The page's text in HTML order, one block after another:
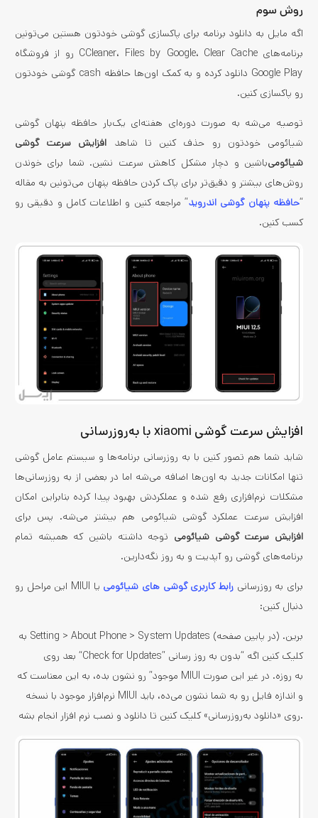
روش سوم
اگه مایل به دانلود برنامه برای پاکسازی گوشی خودتون هستین می‌­تونین
برنامه‌های CCleaner، Files by Google، Clear Cache رو از فروشگاه
Google Play دانلود کرده و به کمک اون‌ها حافظه cash گوشی خودتون
رو پاکسازی کنین.
توصیه می‌شه به صورت دوره‌­ای هفته‌­ای یک‌بار حافظه پنهان گوشی
شیائومی خودتون رو حذف کنین تا شاهد افزایش سرعت گوشی
شیائومی‌باشین و دچار مشکل کاهش سرعت نشین. شما برای خوندن
روش‌های بیشتر و دقیق‌تر برای پاک کردن حافظه پنهان می‌تونین به مقاله
“حافظه‌ پنهان گوشی اندروید” مراجعه کنین و اطلاعات کامل و دقیقی رو
کسب کنین.
افزایش سرعت گوشی xiaomi با به‌روزرسانی
شاید شما هم تصور کنین با به روزرسانی برنامه­‌ها و سیستم عامل گوشی
تنها امکانات جدید به اون‌ها اضافه می‌­شه اما در بعضی از به روزرسانی‌­ها
مشکلات نرم‌­افزاری رفع شده و عملکردش بهبود پیدا کرده بنابراین امکان
افزایش سرعت عملکرد گوشی شیائومی هم بیشتر می­‌شه. پس برای
افزایش سرعت گوشی شیائومی توجه داشته باشین که همیشه تمام
برنامه‌های گوشی رو آپدیت و به روز نگه‌دارین.
برای به روزرسانی رابط کاربری گوشی های شیائومی
یا MIUI این مراحل رو
دنبال کنین:
به Setting > About Phone > System Updates (در پایین صفحه) برین.
بعد روی “Check for Updates” کلیک کنین اگه “بدون به روز رسانی
موجود” رو نشون بده، به این معناست که MIUI به روزه. در غیر این صورت
نرم‌افزار موجود با نسخه MIUI و اندازه فایل رو به شما نشون می‌ده، باید
روی «دانلود به‌روزرسانی» کلیک کنین تا دانلود و نصب نرم افزار انجام بشه.